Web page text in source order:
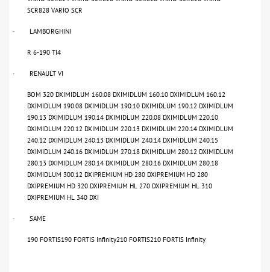
SCR828 VARIO SCR
· LAMBORGHINI
R 6-190 TI4
· RENAULT VI
BOM 320 DXIMIDLUM 160.08 DXIMIDLUM 160.10 DXIMIDLUM 160.12
DXIMIDLUM 190.08 DXIMIDLUM 190.10 DXIMIDLUM 190.12 DXIMIDLUM
190.13 DXIMIDLUM 190.14 DXIMIDLUM 220.08 DXIMIDLUM 220.10
DXIMIDLUM 220.12 DXIMIDLUM 220.13 DXIMIDLUM 220.14 DXIMIDLUM
240.12 DXIMIDLUM 240.13 DXIMIDLUM 240.14 DXIMIDLUM 240.15
DXIMIDLUM 240.16 DXIMIDLUM 270.18 DXIMIDLUM 280.12 DXIMIDLUM
280.13 DXIMIDLUM 280.14 DXIMIDLUM 280.16 DXIMIDLUM 280.18
DXIMIDLUM 300.12 DXIPREMIUM HD 280 DXIPREMIUM HD 280
DXIPREMIUM HD 320 DXIPREMIUM HL 270 DXIPREMIUM HL 310
DXIPREMIUM HL 340 DXI
· SAME
190 FORTIS190 FORTIS Infinity210 FORTIS210 FORTIS Infinity